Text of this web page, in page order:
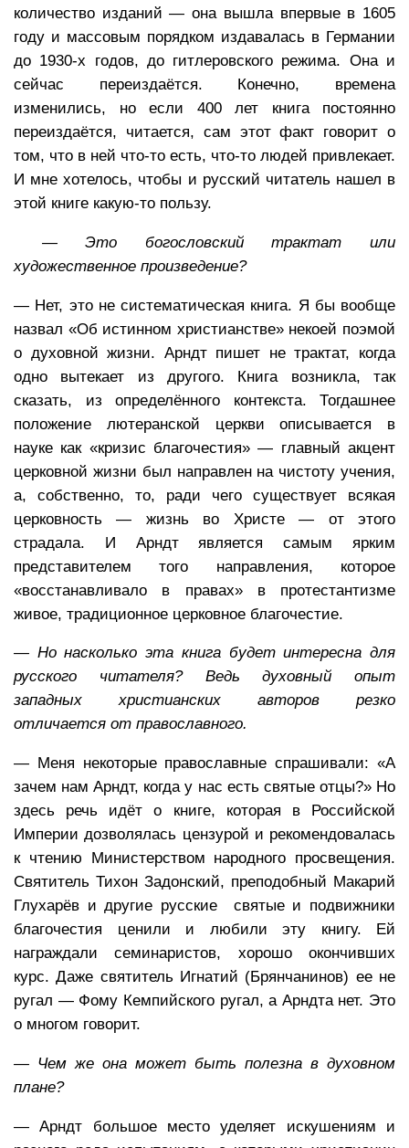
количество изданий — она вышла впервые в 1605
году и массовым порядком издавалась в Германии
до 1930-х годов, до гитлеровского режима. Она и
сейчас переиздаётся. Конечно, времена
изменились, но если 400 лет книга постоянно
переиздаётся, читается, сам этот факт говорит о
том, что в ней что-то есть, что-то людей привлекает.
И мне хотелось, чтобы и русский читатель нашел в
этой книге какую-то пользу.
— Это богословский трактат или
художественное произведение?
— Нет, это не систематическая книга. Я бы вообще
назвал «Об истинном христианстве» некоей поэмой
о духовной жизни. Арндт пишет не трактат, когда
одно вытекает из другого. Книга возникла, так
сказать, из определённого контекста. Тогдашнее
положение лютеранской церкви описывается в
науке как «кризис благочестия» — главный акцент
церковной жизни был направлен на чистоту учения,
а, собственно, то, ради чего существует всякая
церковность — жизнь во Христе — от этого
страдала. И Арндт является самым ярким
представителем того направления, которое
«восстанавливало в правах» в протестантизме
живое, традиционное церковное благочестие.
— Но насколько эта книга будет интересна для
русского читателя? Ведь духовный опыт
западных христианских авторов резко
отличается от православного.
— Меня некоторые православные спрашивали: «А
зачем нам Арндт, когда у нас есть святые отцы?» Но
здесь речь идёт о книге, которая в Российской
Империи дозволялась цензурой и рекомендовалась
к чтению Министерством народного просвещения.
Святитель Тихон Задонский, преподобный Макарий
Глухарёв и другие русские святые и подвижники
благочестия ценили и любили эту книгу. Ей
награждали семинаристов, хорошо окончивших
курс. Даже святитель Игнатий (Брянчанинов) ее не
ругал — Фому Кемпийского ругал, а Арндта нет. Это
о многом говорит.
— Чем же она может быть полезна в духовном
плане?
— Арндт большое место уделяет искушениям и